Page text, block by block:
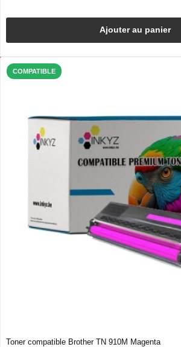
Ajouter au panier
COMPATIBLE
Toner compatible Brother TN 910M Magenta